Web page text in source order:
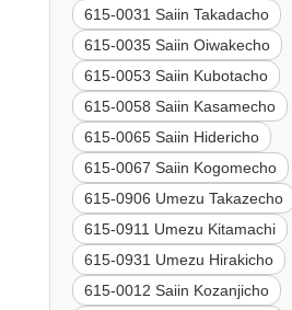
615-0031 Saiin Takadacho
615-0035 Saiin Oiwakecho
615-0053 Saiin Kubotacho
615-0058 Saiin Kasamecho
615-0065 Saiin Hidericho
615-0067 Saiin Kogomecho
615-0906 Umezu Takazecho
615-0911 Umezu Kitamachi
615-0931 Umezu Hirakicho
615-0012 Saiin Kozanjicho